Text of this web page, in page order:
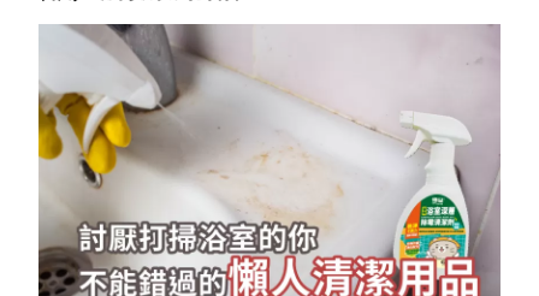
🔥任選1件折9元-新老客戶感恩回饋
商品介紹
全部商品
限時特賣
防霉清潔好幫手(任3件，贈抗菌保濕洗手乳)